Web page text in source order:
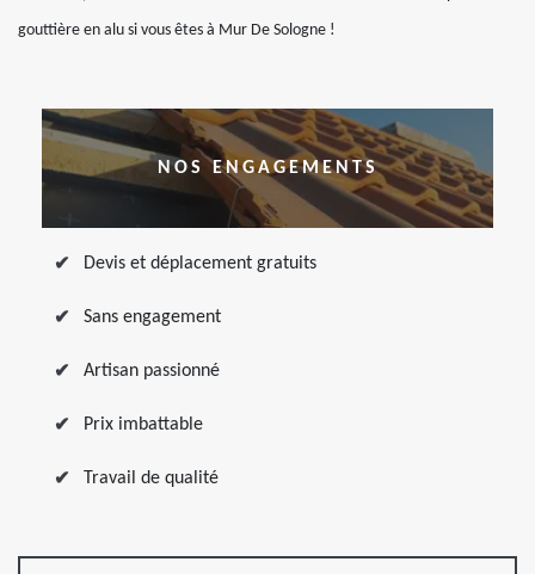
gouttière en alu si vous êtes à Mur De Sologne !
NOS ENGAGEMENTS
Devis et déplacement gratuits
Sans engagement
Artisan passionné
Prix imbattable
Travail de qualité